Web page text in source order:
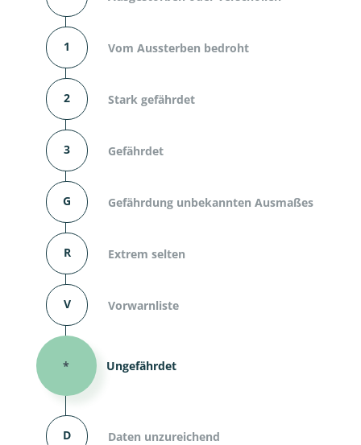
1 Vom Aussterben bedroht
2 Stark gefährdet
3 Gefährdet
G Gefährdung unbekannten Ausmaßes
R Extrem selten
V Vorwarnliste
* Ungefährdet
D Daten unzureichend